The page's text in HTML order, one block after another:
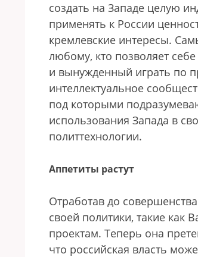
создать на Западе целую
применять к России
кремлевские интересы.
любому, кто позволяет
и вынужденный играть по
интеллектуальное
под которыми
использования Запада в
политтехнологии.
Аппетиты растут
Отработав до
своей политики, такие
проектам. Теперь она
что российская власть